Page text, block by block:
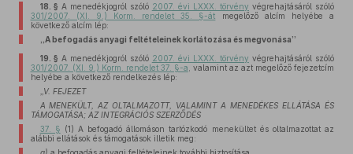
18. § A menedékjogról szóló 2007. évi LXXX. törvény végrehajtásáról szóló
301/2007. (XI. 9.) Korm. rendelet 35. §-át megelőző alcím helyébe a
következő alcím lép:
„A befogadás anyagi feltételeinek korlátozása és megvonása”
19. § A menedékjogról szóló 2007. évi LXXX. törvény végrehajtásáról szóló
301/2007. (XI. 9.) Korm. rendelet 37. §-a , valamint az azt megelőző fejezetcím
helyébe a következő rendelkezés lép:
„V. FEJEZET
A MENEKÜLT, AZ OLTALMAZOTT, VALAMINT A MENEDÉKES ELLÁTÁSA ÉS
TÁMOGATÁSA; AZ INTEGRÁCIÓS SZERZŐDÉS
37. § (1) A befogadó állomáson tartózkodó menekültet és oltalmazottat az
alábbi ellátások és támogatások illetik meg: